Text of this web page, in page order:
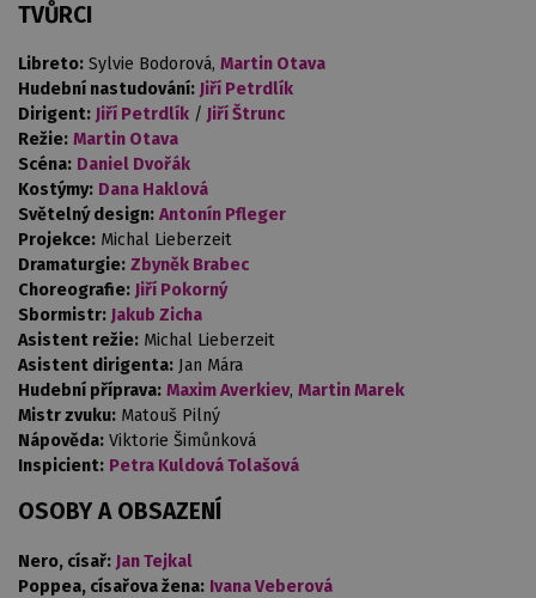
TVŮRCI
Libreto: Sylvie Bodorová, Martin Otava
Hudební nastudování: Jiří Petrdlík
Dirigent: Jiří Petrdlík / Jiří Štrunc
Režie: Martin Otava
Scéna: Daniel Dvořák
Kostýmy: Dana Haklová
Světelný design: Antonín Pfleger
Projekce: Michal Lieberzeit
Dramaturgie: Zbyněk Brabec
Choreografie: Jiří Pokorný
Sbormistr: Jakub Zicha
Asistent režie: Michal Lieberzeit
Asistent dirigenta: Jan Mára
Hudební příprava: Maxim Averkiev, Martin Marek
Mistr zvuku: Matouš Pilný
Nápověda: Viktorie Šimůnková
Inspicient: Petra Kuldová Tolašová
OSOBY A OBSAZENÍ
Nero, císař: Jan Tejkal
Poppea, císařova žena: Ivana Veberová